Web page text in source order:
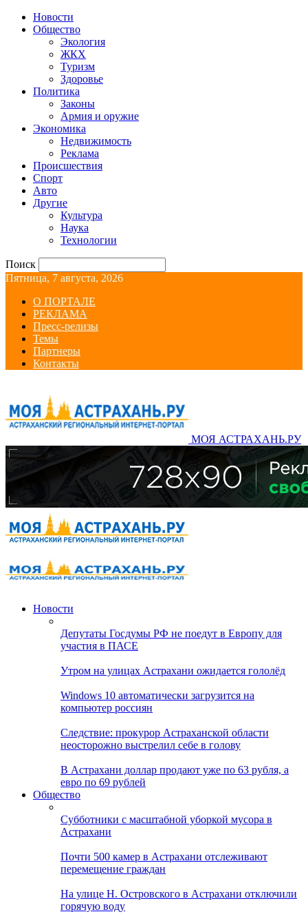
Новости
Общество
Экология
ЖКХ
Туризм
Здоровье
Политика
Законы
Армия и оружие
Экономика
Недвижимость
Реклама
Происшествия
Спорт
Авто
Другие
Культура
Наука
Технологии
Поиск
Пятница, 7 августа, 2026
О ПОРТАЛЕ
РЕКЛАМА
Пресс-релизы
Темы
Партнеры
Контакты
МОЯ АСТРАХАНЬ.РУ
Новости
Депутаты Госдумы РФ не поедут в Европу для
участия в ПАСЕ
Утром на улицах Астрахани ожидается гололёд
Windows 10 автоматически загрузится на
компьютер россиян
Следствие: прокурор Астраханской области
неосторожно выстрелил себе в голову
В Астрахани доллар продают уже по 63 рубля, а
евро по 69 рублей
Общество
Субботники с масштабной уборкой мусора в
Астрахани
Почти 500 камер в Астрахани отслеживают
перемещение граждан
На улице Н. Островского в Астрахани отключили
горячую воду